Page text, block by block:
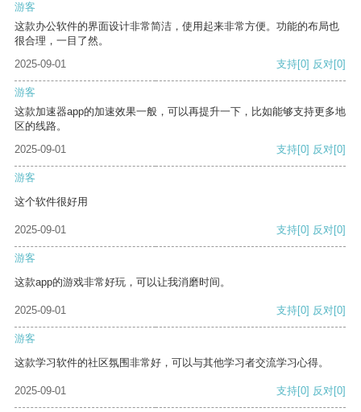
游客
这款办公软件的界面设计非常简洁，使用起来非常方便。功能的布局也
很合理，一目了然。
2025-09-01
支持[0] 反对[0]
游客
这款加速器app的加速效果一般，可以再提升一下，比如能够支持更多地
区的线路。
2025-09-01
支持[0] 反对[0]
游客
这个软件很好用
2025-09-01 支持[0] 反对[0]
游客
这款app的游戏非常好玩，可以让我消磨时间。
2025-09-01 支持[0] 反对[0]
游客
这款学习软件的社区氛围非常好，可以与其他学习者交流学习心得。
2025-09-01 支持[0] 反对[0]